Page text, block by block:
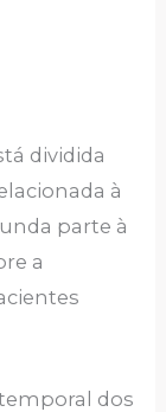
dividida
à
parte à
a
dos